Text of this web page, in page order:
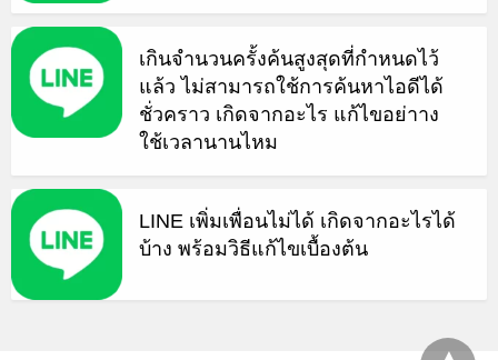
เกินจำนวนครั้งค้นสูงสุดที่กำหนดไว้
แล้ว ไม่สามารถใช้การค้นหาไอดีได้
ชั่วคราว เกิดจากอะไร แก้ไขอย่าาง
ใช้เวลานานไหม
LINE เพิ่มเพื่อนไม่ได้ เกิดจากอะไรได้
บ้าง พร้อมวิธีแก้ไขเบื้องต้น